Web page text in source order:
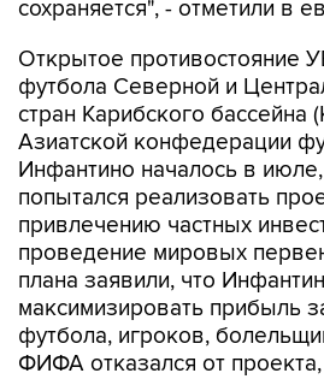
Открытое противостояние
стран Карибского
Азиатской конфедерации
Инфантино началось в
попытался реализовать
привлечению частных
проведение мировых
плана заявили, что
максимизировать прибыль
футбола, игроков,
ФИФА отказался от
остановило его
продолжают добиваться его